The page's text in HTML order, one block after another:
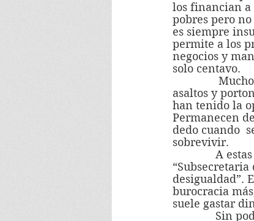
los financian a
pobres pero
es siempre
permite a los
negocios y
solo centavo.
asaltos y
han tenido la
Permanecen
dedo cuando
sobrevivir.
desigualdad”.
burocracia
suele gastar